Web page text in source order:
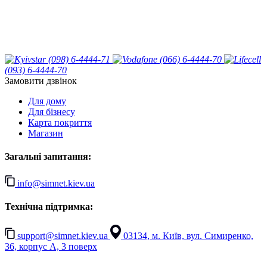
(098) 6-4444-71
(066) 6-4444-70
(093) 6-4444-70
Замовити дзвінок
Для дому
Для бізнесу
Карта покриття
Магазин
Загальні запитання:
info@simnet.kiev.ua
Технічна підтримка:
support@simnet.kiev.ua
03134, м. Київ, вул. Симиренко,
36, корпус А, 3 поверх